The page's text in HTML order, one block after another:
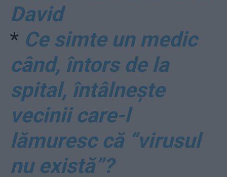
David
* Ce simte un medic
când, întors de la
spital, întâlnește
vecinii care-l
lămuresc că “virusul
nu există”?